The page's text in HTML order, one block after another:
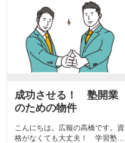
成功させる！ 塾開業
のための物件
こんにちは。広報の高橋です。資
格がなくても大丈夫！ 学習塾の